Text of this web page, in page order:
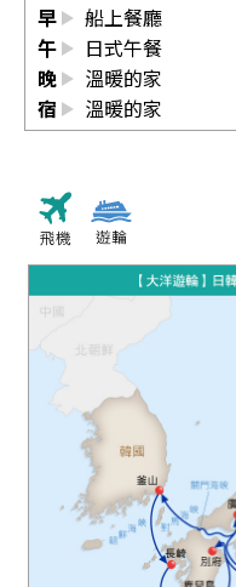
早
船上餐廳
午
日式午餐
晚
溫暖的家
宿
溫暖的家